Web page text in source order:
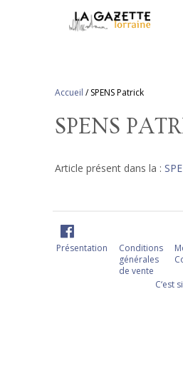
Accueil /SPENS Patrick
SPENS
Article présent dans la :
Présentation
Conditions
générales
de vente
C‘est